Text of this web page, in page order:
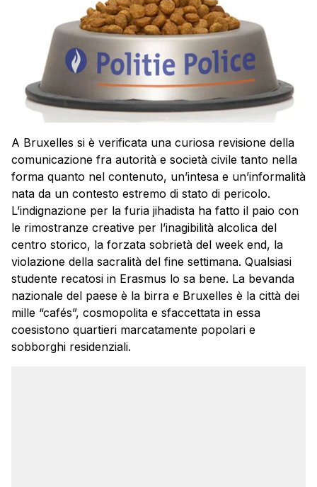
A Bruxelles si è verificata una curiosa revisione della
comunicazione fra autorità e società civile tanto nella
forma quanto nel contenuto, un’intesa e un’informalità
nata da un contesto estremo di stato di pericolo.
L’indignazione per la furia jihadista ha fatto il paio con
le rimostranze creative per l’inagibilità alcolica del
centro storico, la forzata sobrietà del week end, la
violazione della sacralità del fine settimana. Qualsiasi
studente recatosi in Erasmus lo sa bene. La bevanda
nazionale del paese è la birra e Bruxelles è la città dei
mille “cafés”, cosmopolita e sfaccettata in essa
coesistono quartieri marcatamente popolari e
sobborghi residenziali.